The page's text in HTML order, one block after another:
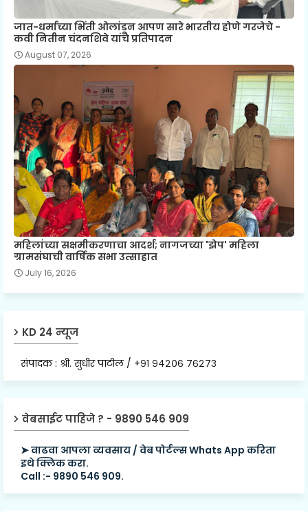
जात-धर्माच्या भिंती ओलांडून आपण सारे भारतीय होणे गरजेचे -
कवी नितीन चंदनशिवे यांचे प्रतिपादन
August 07, 2026
महिलांच्या सक्षमीकरणाचा आदर्श; नागजच्या 'झेप' महिला
ग्रामसंघाची वार्षिक सभा उत्साहात
July 16, 2026
KD 24 न्यूज
संपादक : श्री. सुधीर पाटील / +९१ ९४२०६ ७६२७३
वेबसाईट पाहिजे ? - 9890 546 909
➤ वाढवा आपला व्यवसाय / वेब पोर्टल्स Whats App करिता
इथे क्लिक करा.
Call :- 9890 546 909.